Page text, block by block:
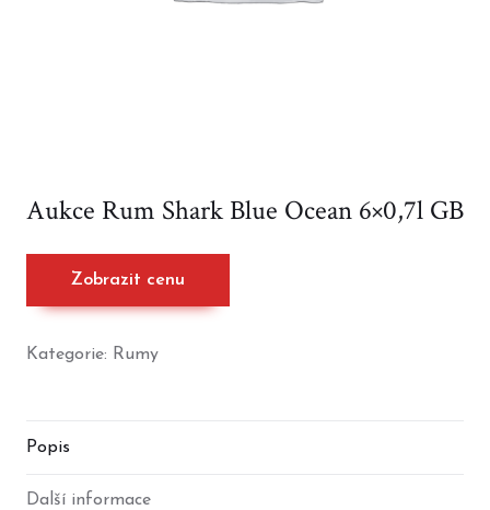
Aukce Rum Shark Blue Ocean 6×0,7l GB
Zobrazit cenu
Kategorie: Rumy
Popis
Další informace